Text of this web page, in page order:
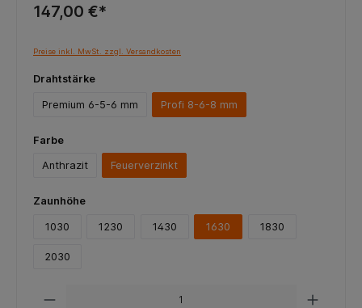
147,00 €*
Preise inkl. MwSt. zzgl. Versandkosten
Drahtstärke
Premium 6-5-6 mm Profi 8-6-8 mm
Farbe
Anthrazit Feuerverzinkt
Zaunhöhe
1030 1230 1430 1630 1830
2030